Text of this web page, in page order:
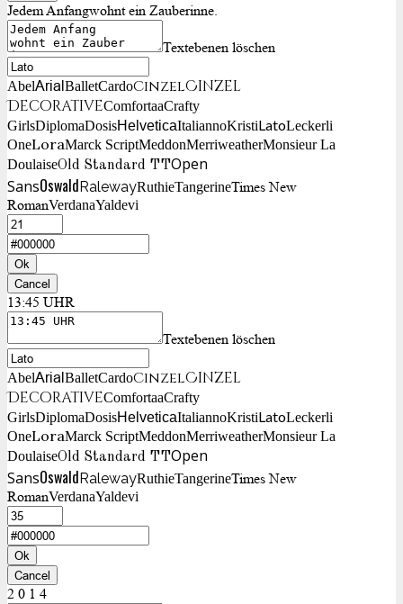
Jedem Anfangwohnt ein Zauberinne.
Textebenen löschen
AbelArialBalletCardoCinzelCinzel
DecorativeComfortaaCrafty
GirlsDiplomaDosisHelveticaItaliannoKristiLatoLeckerli
OneLoraMarck ScriptMeddonMerriweatherMonsieur La
DoulaiseOld Standard TTOpen
SansOswaldRalewayRuthieTangerineTimes New
RomanVerdanaYaldevi
Ok
Cancel
13:45 UHR
Textebenen löschen
AbelArialBalletCardoCinzelCinzel
DecorativeComfortaaCrafty
GirlsDiplomaDosisHelveticaItaliannoKristiLatoLeckerli
OneLoraMarck ScriptMeddonMerriweatherMonsieur La
DoulaiseOld Standard TTOpen
SansOswaldRalewayRuthieTangerineTimes New
RomanVerdanaYaldevi
Ok
Cancel
2 0 1 4